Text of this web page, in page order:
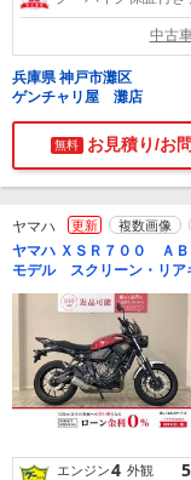
中古
兵庫県 神戸市灘区
ゲンチャリ屋 灘店
無料 お見積り/お
ヤマハ 更新 複数画像
ヤマハ ＸＳＲ７００ Ａ
モデル スクリーン・リア
エンジン4 外観 5